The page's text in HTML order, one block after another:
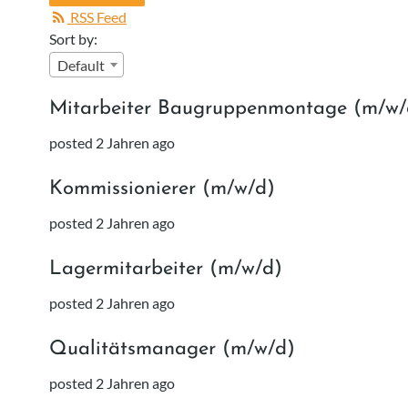
RSS Feed
Sort by:
Default
Mitarbeiter Baugruppenmontage (m/
posted 2 Jahren ago
Kommissionierer (m/w/d)
posted 2 Jahren ago
Lagermitarbeiter (m/w/d)
posted 2 Jahren ago
Qualitätsmanager (m/w/d)
posted 2 Jahren ago